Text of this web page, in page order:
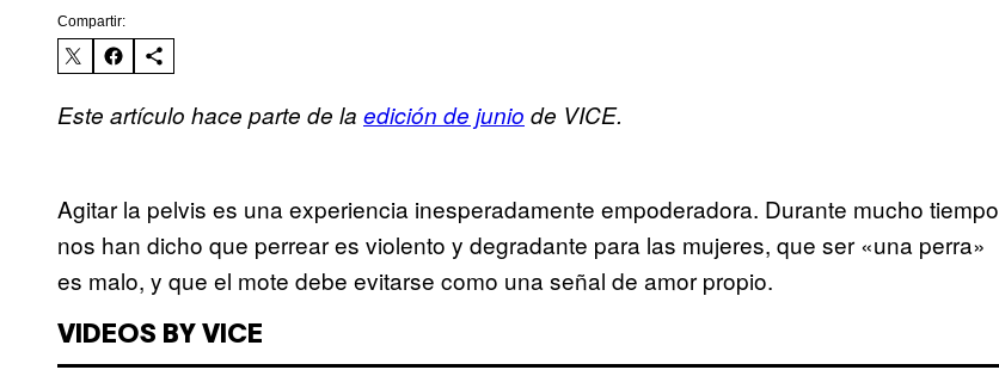
Compartir:
Este artículo hace parte de la edición de junio de VICE.
Agitar la pelvis es una experiencia inesperadamente empoderadora. Durante mucho tiempo
nos han dicho que perrear es violento y degradante para las mujeres, que ser «una perra»
es malo, y que el mote debe evitarse como una señal de amor propio.
VIDEOS BY VICE